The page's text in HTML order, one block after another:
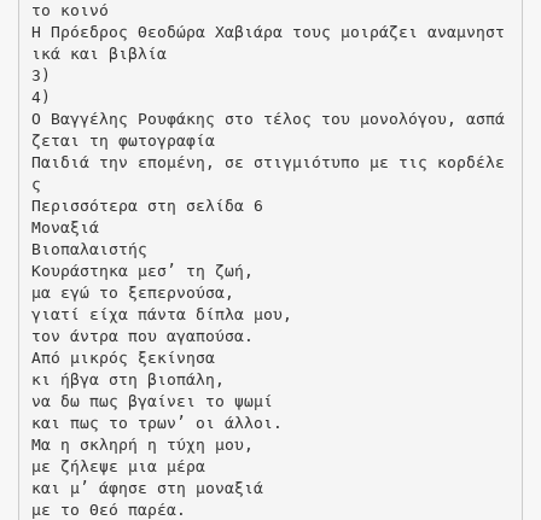
το κοινό
Η Πρόεδρος Θεοδώρα Χαβιάρα τους μοιράζει αναμνηστ
ικά και βιβλία
3)
4)
Ο Βαγγέλης Ρουφάκης στο τέλος του μονολόγου, ασπά
ζεται τη φωτογραφία
Παιδιά την επομένη, σε στιγμιότυπο με τις κορδέλε
ς
Περισσότερα στη σελίδα 6
Μοναξιά
Βιοπαλαιστής
Κουράστηκα μεσ’ τη ζωή,
μα εγώ το ξεπερνούσα,
γιατί είχα πάντα δίπλα μου,
τον άντρα που αγαπούσα.
Από μικρός ξεκίνησα
κι ήβγα στη βιοπάλη,
να δω πως βγαίνει το ψωμί
και πως το τρων’ οι άλλοι.
Μα η σκληρή η τύχη μου,
με ζήλεψε μια μέρα
και μ’ άφησε στη μοναξιά
με το Θεό παρέα.